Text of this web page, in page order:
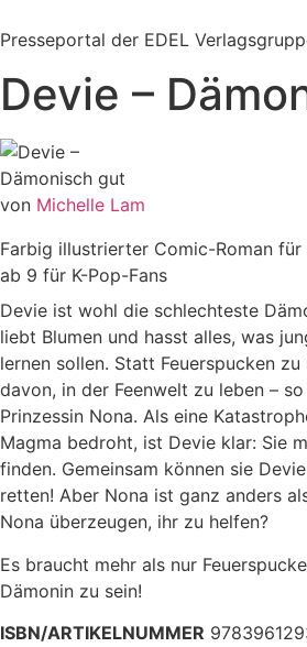
Inhalt
Presseportal der EDEL
Devie –
von Michelle Lam
Farbig illustrierter Comic-Roman
ab 9 für K-Pop-Fans
Devie ist wohl die schlechteste
liebt Blumen und hasst alles, was
lernen sollen. Statt Feuerspucken
davon, in der Feenwelt zu leben –
Prinzessin Nona. Als eine
Magma bedroht, ist Devie klar: Sie
finden. Gemeinsam können sie
retten! Aber Nona ist ganz anders
Nona überzeugen, ihr zu helfen?
Es braucht mehr als nur
Dämonin zu sein!
ISBN/ARTIKELNUMMER